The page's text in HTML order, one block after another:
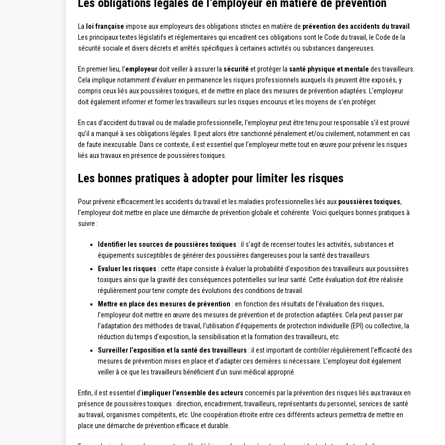
Les obligations légales de l’employeur en matière de prévention
La loi française impose aux employeurs des obligations strictes en matière de prévention des accidents du travail
Les principaux textes législatifs et réglementaires qui encadrent ces obligations sont le Code du travail, le Code de la
sécurité sociale et divers décrets et arrêtés spécifiques à certaines activités ou substances dangereuses.
En premier lieu, l’employeurdoit veiller à assurer la sécurité et protéger la santé physique et mentale des travailleurs.
Cela implique notamment d’évaluer en permanence les risques professionnels auxquels ils peuvent être exposés, y
compris ceux liés aux poussières toxiques, et de mettre en place des mesures de prévention adaptées. L’employeur
doit également informer et former les travailleurs sur les risques encourus et les moyens de s’en protéger.
En cas d’accident du travail ou de maladie professionnelle, l’employeur peut être tenu pour responsable s’il est prouvé
qu’il a manqué à ses obligations légales. Il peut alors être sanctionné pénalement et/ou civilement, notamment en cas
de faute inexcusable. Dans ce contexte, il est essentiel que l’employeur mette tout en œuvre pour prévenir les risques
liés aux travaux en présence de poussières toxiques.
Les bonnes pratiques à adopter pour limiter les risques
Pour prévenir efficacement les accidents du travail et les maladies professionnelles liés aux poussières toxiques,
l’employeur doit mettre en place une démarche de prévention globale et cohérente. Voici quelques bonnes pratiques à
suivre :
Identifier les sources de poussières toxiques : il s’agit de recenser toutes les activités, substances et
équipements susceptibles de générer des poussières dangereuses pour la santé des travailleurs.
Evaluer les risques : cette étape consiste à évaluer la probabilité d’exposition des travailleurs aux poussières
toxiques ainsi que la gravité des conséquences potentielles sur leur santé. Cette évaluation doit être réalisée
régulièrement pour tenir compte des évolutions des conditions de travail.
Mettre en place des mesures de prévention : en fonction des résultats de l’évaluation des risques,
l’employeur doit mettre en œuvre des mesures de prévention et de protection adaptées. Cela peut passer par
l’adaptation des méthodes de travail, l’utilisation d’équipements de protection individuelle (EPI) ou collective, la
réduction du temps d’exposition, la sensibilisation et la formation des travailleurs, etc.
Surveiller l’exposition et la santé des travailleurs : il est important de contrôler régulièrement l’efficacité des
mesures de prévention mises en place et d’adapter ces dernières si nécessaire. L’employeur doit également
veiller à ce que les travailleurs bénéficient d’un suivi médical approprié.
Enfin, il est essentiel d’impliquer l’ensemble des acteurs concernés par la prévention des risques liés aux travaux en
présence de poussières toxiques : direction, encadrement, travailleurs, représentants du personnel, services de santé
au travail, organismes compétents, etc. Une coopération étroite entre ces différents acteurs permettra de mettre en
place une démarche de prévention efficace et durable.